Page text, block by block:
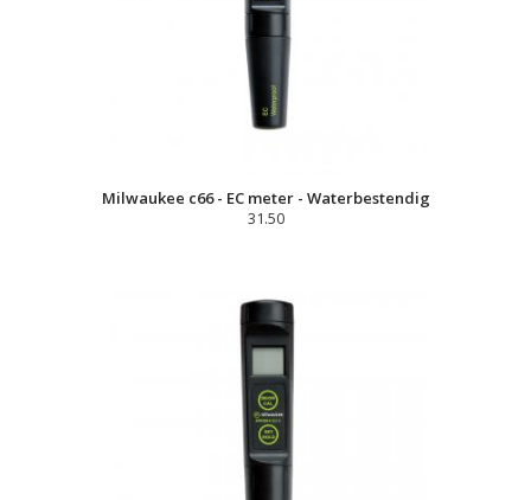
Milwaukee c66 - EC meter - Waterbestendig
31.50